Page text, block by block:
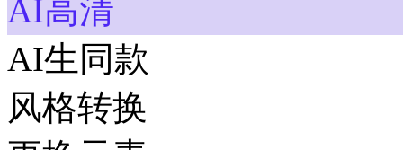
AI高清
AI生同款
风格转换